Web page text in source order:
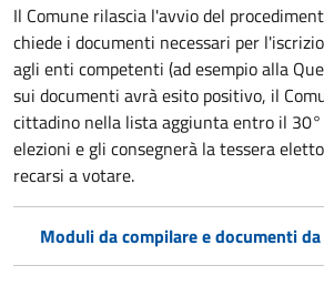
Il Comune rilascia l'avvio del
chiede i documenti necessari per
agli enti competenti (ad esempio alla
sui documenti avrà esito positivo, il
cittadino nella lista aggiunta entro il
elezioni e gli consegnerà la tessera
recarsi a votare.
Moduli da compilare e documenti